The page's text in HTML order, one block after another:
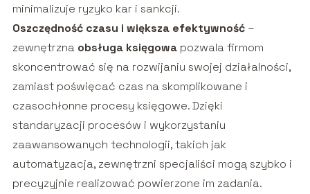
minimalizuje ryzyko kar i sankcji.
Oszczędność czasu i większa efektywność–
zewnętrzna obsługa księgowapozwala firmom
skoncentrować się na rozwijaniu swojej działalności,
zamiast poświęcać czas na skomplikowane i
czasochłonne procesy księgowe. Dzięki
standaryzacji procesów i wykorzystaniu
zaawansowanych technologii, takich jak
automatyzacja, zewnętrzni specjaliści mogą szybko i
precyzyjnie realizować powierzone im zadania.